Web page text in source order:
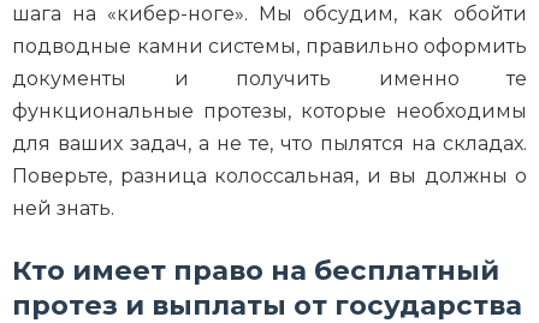
шага на «кибер-ноге». Мы обсудим, как обойти
подводные камни системы, правильно оформить
документы и получить именно те
функциональные протезы, которые необходимы
для ваших задач, а не те, что пылятся на складах.
Поверьте, разница колоссальная, и вы должны о
ней знать.
Кто имеет право на бесплатный
протез и выплаты от государства